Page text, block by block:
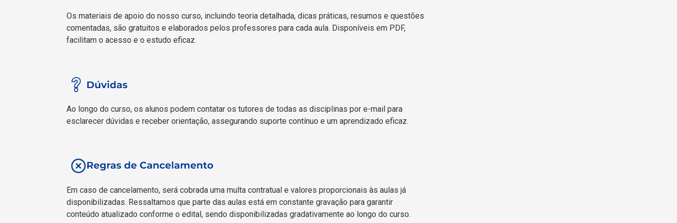
Os materiais de apoio do nosso curso, incluindo teoria detalhada, dicas práticas, resumos e questões
comentadas, são gratuitos e elaborados pelos professores para cada aula. Disponíveis em PDF,
facilitam o acesso e o estudo eficaz.
Ao longo do curso, os alunos podem contatar os tutores de todas as disciplinas por e-mail para
esclarecer dúvidas e receber orientação, assegurando suporte contínuo e um aprendizado eficaz.
Em caso de cancelamento, será cobrada uma multa contratual e valores proporcionais às aulas já
disponibilizadas. Ressaltamos que parte das aulas está em constante gravação para garantir
conteúdo atualizado conforme o edital, sendo disponibilizadas gradativamente ao longo do curso.